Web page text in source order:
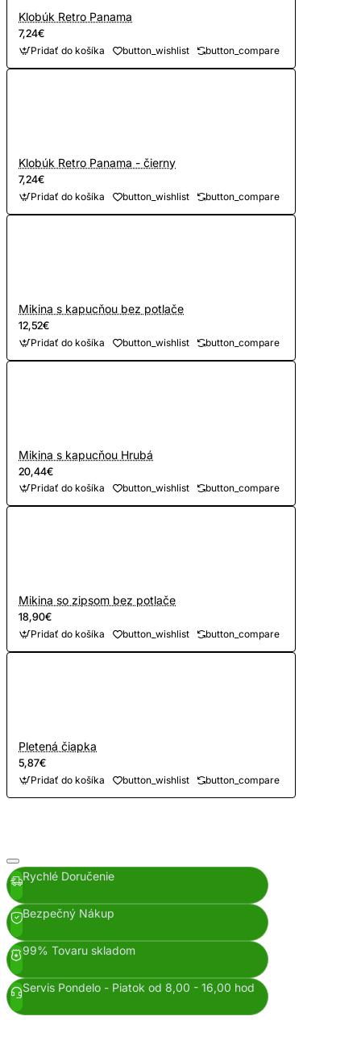
Klobúk Retro Panama
7,24€
Pridať do košíka button_wishlist button_compare
Klobúk Retro Panama - čierny
7,24€
Pridať do košíka button_wishlist button_compare
Mikina s kapucňou bez potlače
12,52€
Pridať do košíka button_wishlist button_compare
Mikina s kapucňou Hrubá
20,44€
Pridať do košíka button_wishlist button_compare
Mikina so zipsom bez potlače
18,90€
Pridať do košíka button_wishlist button_compare
Pletená čiapka
5,87€
Pridať do košíka button_wishlist button_compare
Rychlé Doručenie
Bezpečný Nákup
99% Tovaru skladom
Servis Pondelo - Piatok od 8,00 - 16,00 hod